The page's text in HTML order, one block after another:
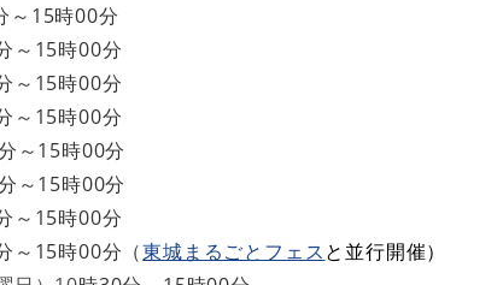
～15時00分
～15時00分
～15時00分
～15時00分
～15時00分
～15時00分
～15時00分
～15時00分（東城まるごとフェスと並行開催）